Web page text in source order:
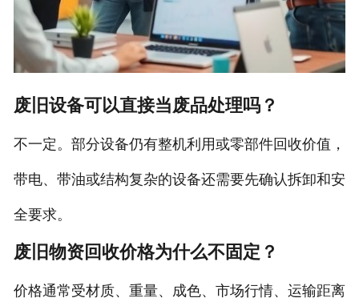
废旧设备可以直接当废品处理吗？
不一定。部分设备仍有整机利用或零部件回收价值，
带电、带油或结构复杂的设备还需要先确认拆卸和安
全要求。
废旧物资回收价格为什么不固定？
价格通常受材质、重量、成色、市场行情、运输距离